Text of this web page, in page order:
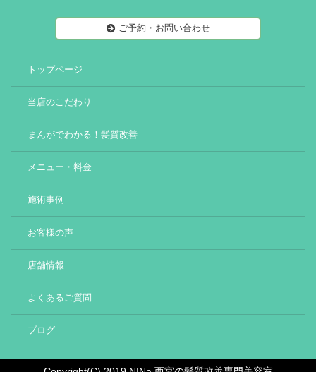
ご予約・お問い合わせ
トップページ
当店のこだわり
まんがでわかる！髪質改善
メニュー・料金
施術事例
お客様の声
店舗情報
よくあるご質問
ブログ